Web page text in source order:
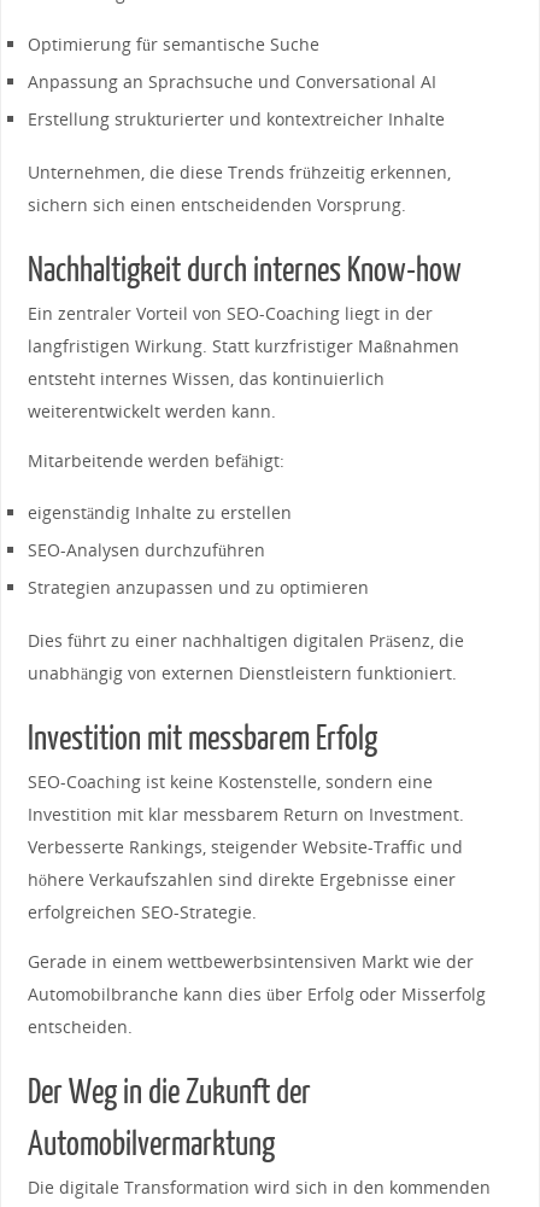
Optimierung für semantische Suche
Anpassung an Sprachsuche und Conversational AI
Erstellung strukturierter und kontextreicher Inhalte
Unternehmen, die diese Trends frühzeitig erkennen,
sichern sich einen entscheidenden Vorsprung.
Nachhaltigkeit durch internes Know-how
Ein zentraler Vorteil von SEO-Coaching liegt in der
langfristigen Wirkung. Statt kurzfristiger Maßnahmen
entsteht internes Wissen, das kontinuierlich
weiterentwickelt werden kann.
Mitarbeitende werden befähigt:
eigenständig Inhalte zu erstellen
SEO-Analysen durchzuführen
Strategien anzupassen und zu optimieren
Dies führt zu einer nachhaltigen digitalen Präsenz, die
unabhängig von externen Dienstleistern funktioniert.
Investition mit messbarem Erfolg
SEO-Coaching ist keine Kostenstelle, sondern eine
Investition mit klar messbarem Return on Investment.
Verbesserte Rankings, steigender Website-Traffic und
höhere Verkaufszahlen sind direkte Ergebnisse einer
erfolgreichen SEO-Strategie.
Gerade in einem wettbewerbsintensiven Markt wie der
Automobilbranche kann dies über Erfolg oder Misserfolg
entscheiden.
Der Weg in die Zukunft der
Automobilvermarktung
Die digitale Transformation wird sich in den kommenden